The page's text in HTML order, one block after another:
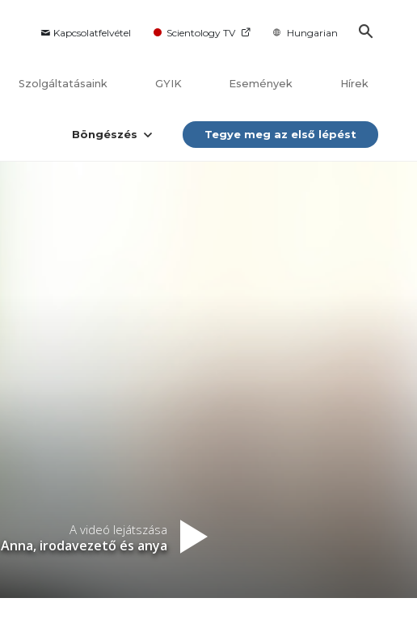
Kapcsolatfelvétel Scientology TV Hungarian
Szolgáltatásaink GYIK Események Hírek
Böngészés Tegye meg az első lépést
A videó lejátszása
Anna, irodavezető és anya